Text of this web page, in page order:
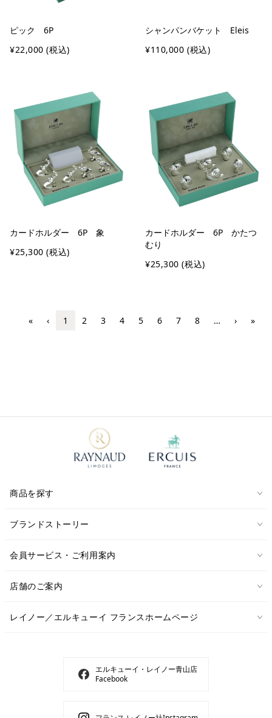
ピック 6P
¥22,000 (税込)
シャンパンバケット Eleis
¥110,000 (税込)
カードホルダー 6P 象
¥25,300 (税込)
カードホルダー 6P かたつ
むり
¥25,300 (税込)
« ‹ 1 2 3 4 5 6 7 8 … › »
商品を探す
ブランドストーリー
会員サービス・ご利用案内
店舗のご案内
レイノー／エルキューイ フランスホームページ
エルキューイ・レイノー青山店
Facebook